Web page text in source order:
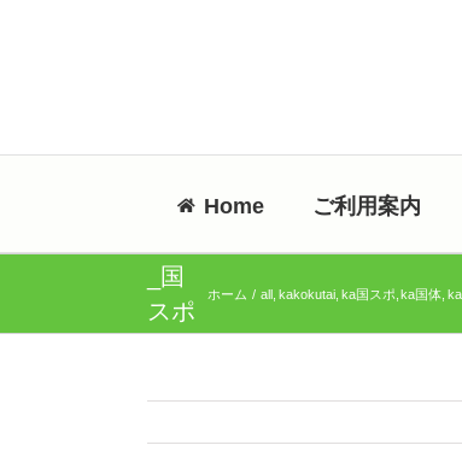
Home ご利用案内
_国
スポ
ホーム all kakokutai ka国スポ ka国体